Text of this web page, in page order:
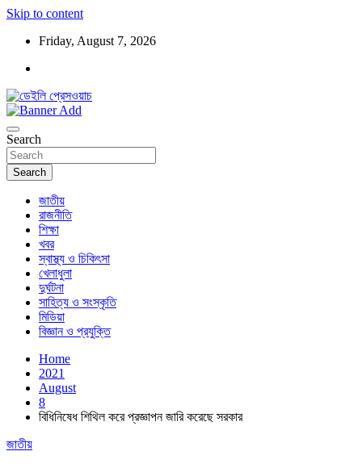
Skip to content
Friday, August 7, 2026
ডেইলি প্রেসওয়াচ
Search
Search
জাতীয়
রাজনীতি
শিক্ষা
খবর
স্বাস্থ্য ও চিকিৎসা
খেলাধুলা
দুর্ঘটনা
সাহিত্য ও সংস্কৃতি
মিডিয়া
বিজ্ঞান ও প্রযুক্তি
Home
2021
August
8
বিধিনিষেধ শিথিল করে প্রজ্ঞাপন জারি করেছে সরকার
জাতীয়